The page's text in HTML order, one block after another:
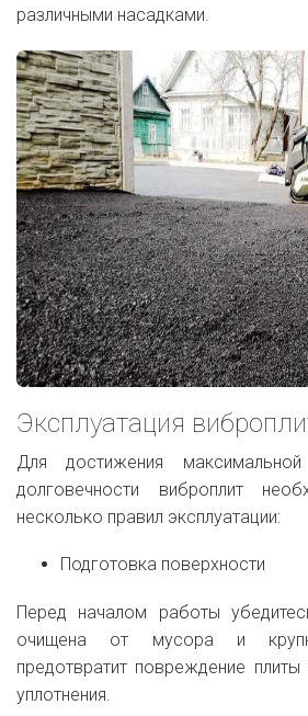
различными насадками.
Эксплуатация
Для достижения
долговечности виброплит
несколько правил эксплуатации:
Подготовка поверхности
Перед началом работы
очищена от мусора и
предотвратит повреждение
уплотнения.